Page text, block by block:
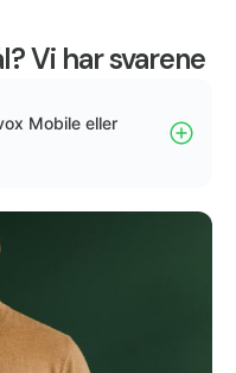
Vi har svarene
Mobile eller